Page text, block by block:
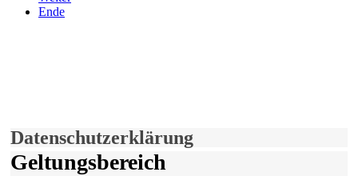
Ende
Datenschutzerklärung
Geltungsbereich